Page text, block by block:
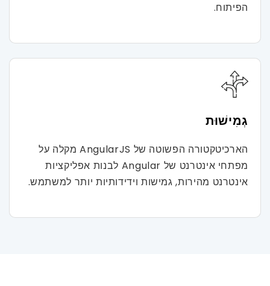
הפיתוח.
גְמִישׁוּת
הארכיטקטורה הפשוטה של ​​AngularJS מקלה על
מפתחי אינטרנט של Angular לבנות אפליקציות
אינטרנט מהירות, גמישות וידידותיות יותר למשתמש.